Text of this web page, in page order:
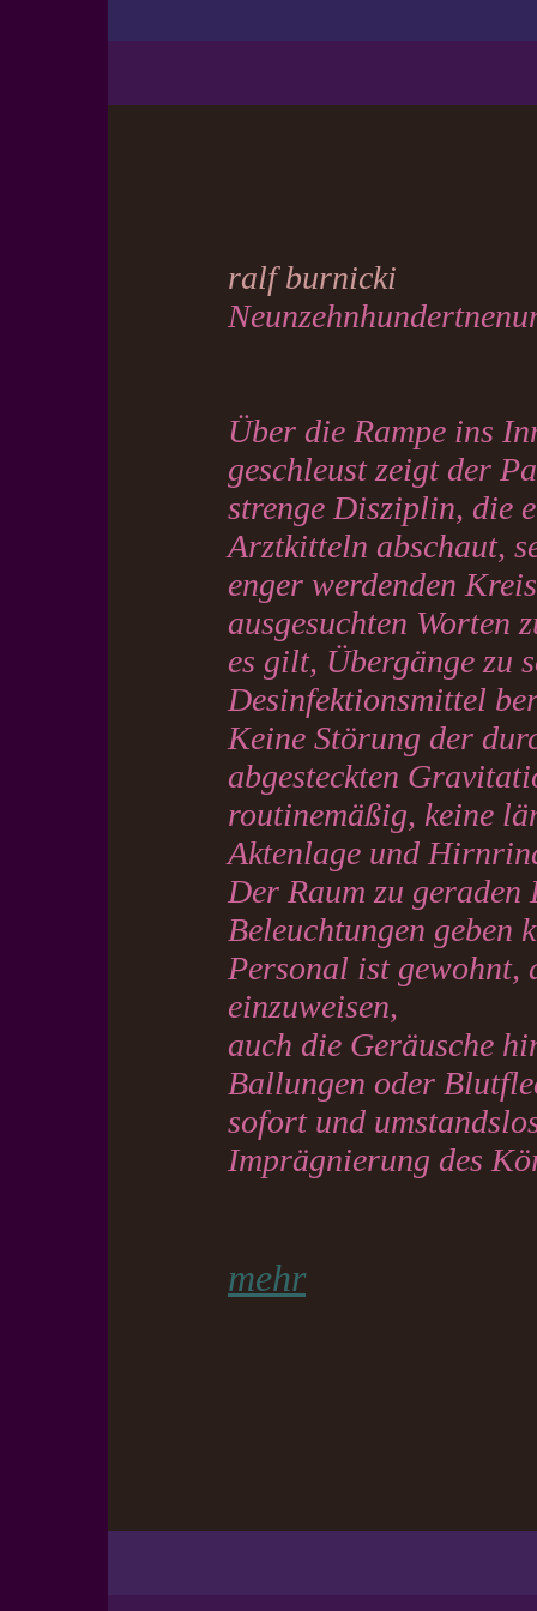
ralf burnicki
Über die Rampe ins
geschleust zeigt der
strenge Disziplin, die
Arztkitteln abschaut,
enger werdenden
ausgesuchten
es gilt, Übergänge zu
Desinfektionsmittel
Keine Störung der
abgesteckten
routinemäßig, keine
Aktenlage und
Der Raum zu geraden
Beleuchtungen geben
Personal ist gewohnt,
einzuweisen,
auch die Geräusche
Ballungen oder
sofort und
Imprägnierung des
mehr